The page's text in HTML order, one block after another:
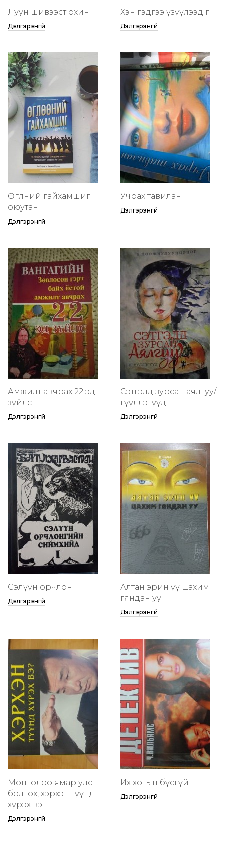
Луун шивээст охин
Дэлгэрэнгүй
Хэн гэдгээ үзүүлээд өг
Дэлгэрэнгүй
Өглөөний гайхамшиг
оюутан
Дэлгэрэнгүй
Учрах тавилан
Дэлгэрэнгүй
Амжилт авчрах 22 эд
зүйлс
Дэлгэрэнгүй
Сэтгэлд зурсан аялгуу/
өгүүллэгүүд
Дэлгэрэнгүй
Сэлүүн орчлон
Дэлгэрэнгүй
Алтан эрин үү Цахим
гяндан уу
Дэлгэрэнгүй
Монголоо ямар улс
болгох, хэрхэн түүнд
хүрэх вэ
Дэлгэрэнгүй
Их хотын бүсгүй
Дэлгэрэнгүй